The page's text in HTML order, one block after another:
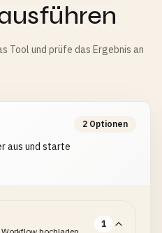
Tool und prüfe das Ergebnis an
aus und starte
2 Optionen
1